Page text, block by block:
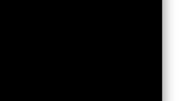
в Каменском
в Каневе
в Карловке